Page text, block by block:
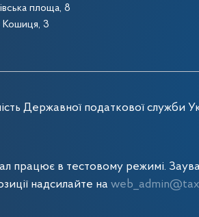
площа, 8
Кошиця, 3
Державної податкової служби
працює в тестовому режимі.
надсилайте на